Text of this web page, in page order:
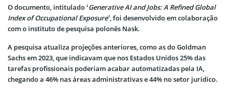
O documento, intitulado ‘Generative AI and Jobs: A Refined Global
Index of Occupational Exposure’, foi desenvolvido em colaboração
com o instituto de pesquisa polonês Nask.
A pesquisa atualiza projeções anteriores, como as do Goldman
Sachs em 2023, que indicavam que nos Estados Unidos 25% das
tarefas profissionais poderiam acabar automatizadas pela IA,
chegando a 46% nas áreas administrativas e 44% no setor jurídico.